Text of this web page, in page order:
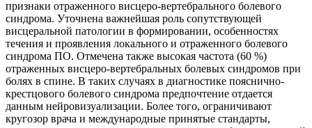
признаки отраженного висцеро-вертебрального болевого
синдрома. Уточнена важнейшая роль сопутствующей
висцеральной патологии в формировании, особенностях
течения и проявления локального и отраженного болевого
синдрома ПО. Отмечена также высокая частота (60 %)
отраженных висцеро-вертебральных болевых синдромов при
болях в спине. В таких случаях в диагностике пояснично-
крестцового болевого синдрома предпочтение отдается
данным нейровизуализации. Более того, ограничивают
кругозор врача и международные принятые стандарты,